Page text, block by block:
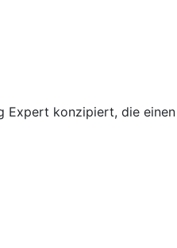
Expert konzipiert, die einen